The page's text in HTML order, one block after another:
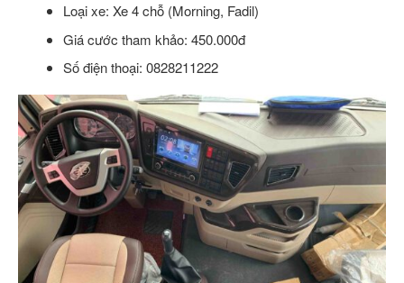
Loại xe: Xe 4 chỗ (Morning, Fadil)
Giá cước tham khảo: 450.000đ
Số điện thoại: 0828211222